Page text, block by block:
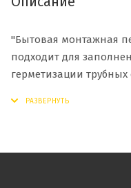
"Бытовая монтажная
подходит для
герметизации
установки